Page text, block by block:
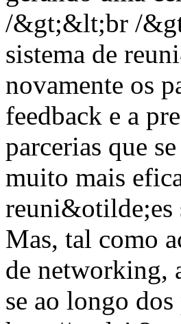
/&gt;&lt;br /
sistema de
novamente os
feedback e a
parcerias que
muito mais
reuni&otilde;es
Mas, tal como
de networking,
se ao longo